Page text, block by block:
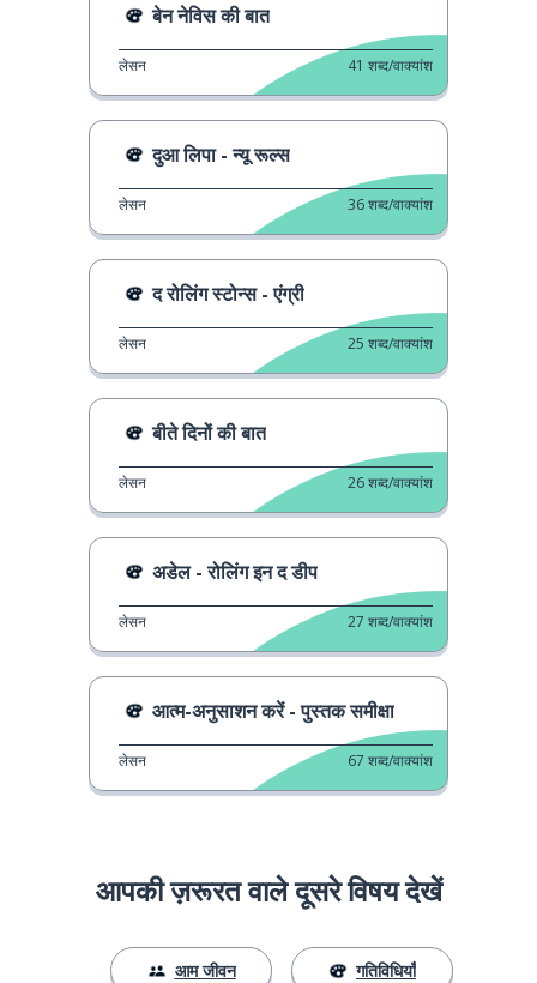
बेन नेविस की बात
लेसन 41 शब्द/वाक्यांश
दुआ लिपा - न्यू रूल्स
लेसन 36शब्द/वाक्यांश
द रोलिंग स्टोन्स - एंग्री
लेसन 25 शब्द/वाक्यांश
बीते दिनों की बात
लेसन 26शब्द/वाक्यांश
अडेल - रोलिंग इन द डीप
लेसन 27 शब्द/वाक्यांश
आत्म-अनुसाशन करें - पुस्तक समीक्षा
लेसन 67 शब्द/वाक्यांश
आपकी ज़रूरत वाले दूसरे विषय देखें
आम जीवन गतिविधियाँ